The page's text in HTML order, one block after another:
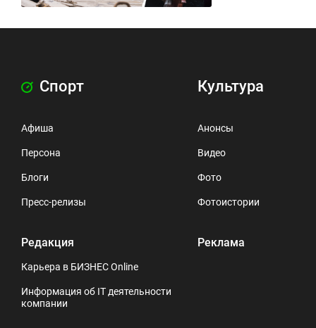
Спорт
Афиша
Персона
Блоги
Пресс-релизы
Редакция
Карьера в БИЗНЕС Online
Информация об IT деятельности
компании
Культура
Анонсы
Видео
Фото
Фотоистории
Реклама